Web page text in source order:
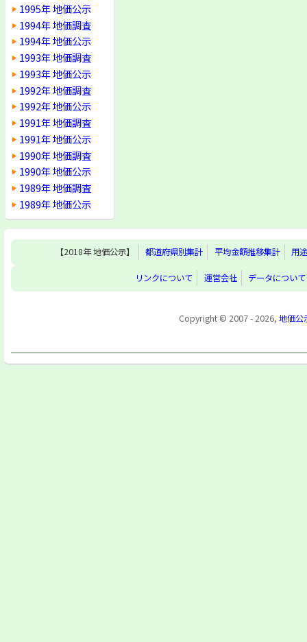
1995年 地価公示
1994年 地価調査
1994年 地価公示
1993年 地価調査
1993年 地価公示
1992年 地価調査
1992年 地価公示
1991年 地価調査
1991年 地価公示
1990年 地価調査
1990年 地価公示
1989年 地価調査
1989年 地価公示
【2018年 地価公示】 都道府県別集計 平均金額推移集計 用
リンクについて 運営会社 データについて
Copyright © 2007 - 2026, 地価公